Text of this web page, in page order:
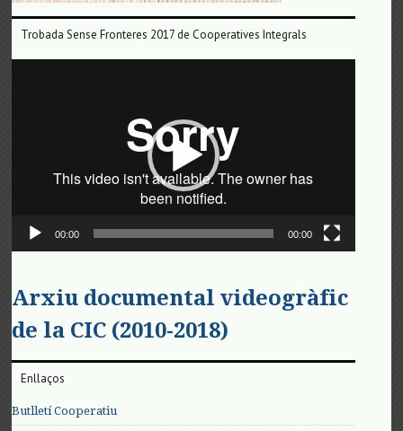
Trobada Sense Fronteres 2017 de Cooperatives Integrals
00:00 00:00
Arxiu documental videogràfic
de la CIC (2010-2018)
Enllaços
Butlletí Cooperatiu